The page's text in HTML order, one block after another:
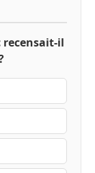
recensait-il